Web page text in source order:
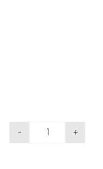
Jatkoliitin 60
- +